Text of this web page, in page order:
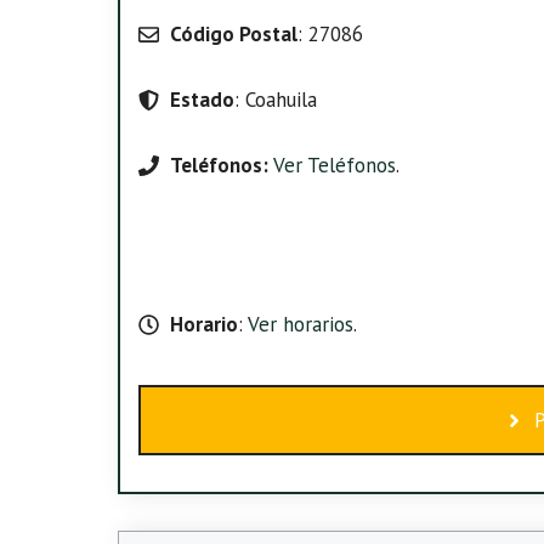
Código Postal: 27086
Estado: Coahuila
Teléfonos:Ver Teléfonos.
Horario: Ver horarios.